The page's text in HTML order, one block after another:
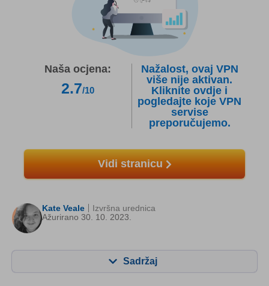
Naša ocjena:
2.7/10
Nažalost, ovaj VPN
više nije aktivan.
Kliknite ovdje i
pogledajte koje VPN
servise
preporučujemo.
Vidi stranicu
Kate Veale
Ažurirano 30. 10. 2023.
Izvršna urednica
Sadržaj